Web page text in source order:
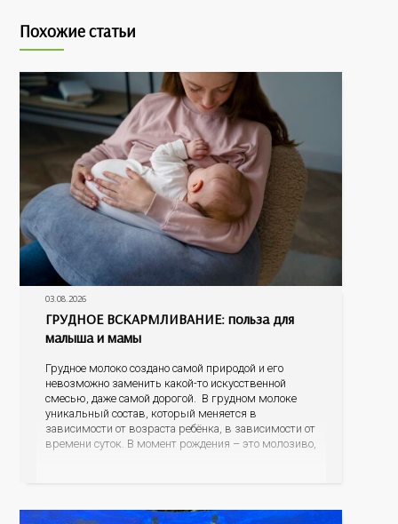
Похожие статьи
03.08.2026
ГРУДНОЕ ВСКАРМЛИВАНИЕ: польза для
малыша и мамы
Грудное молоко создано самой природой и его
невозможно заменить какой-то искусственной
смесью, даже самой дорогой. В грудном молоке
уникальный состав, который меняется в
зависимости от возраста ребёнка, в зависимости от
времени суток. В момент рождения – это молозиво,